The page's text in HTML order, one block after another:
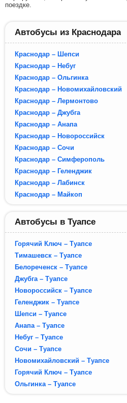
поездке.
Автобусы из Краснодара
Краснодар – Шепси
Краснодар – Небуг
Краснодар – Ольгинка
Краснодар – Новомихайловский
Краснодар – Лермонтово
Краснодар – Джубга
Краснодар – Анапа
Краснодар – Новороссийск
Краснодар – Сочи
Краснодар – Симферополь
Краснодар – Геленджик
Краснодар – Лабинск
Краснодар – Майкоп
Автобусы в Туапсе
Горячий Ключ – Туапсе
Тимашевск – Туапсе
Белореченск – Туапсе
Джубга – Туапсе
Новороссийск – Туапсе
Геленджик – Туапсе
Шепси – Туапсе
Анапа – Туапсе
Небуг – Туапсе
Сочи – Туапсе
Новомихайловский – Туапсе
Горячий Ключ – Туапсе
Ольгинка – Туапсе